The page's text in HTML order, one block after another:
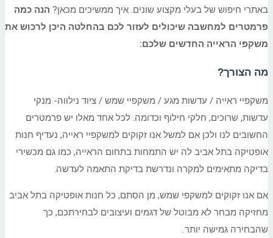
באתרי חיפוש של בעלי מקצוע שונים. איך ממשיכים מכאן? הנה כמה
פרמטרים למחשבה שיכולים לעזור לכם בהחלטה היכן לרכוש את
משקפי הראייה החדשים שלכם:
מה הצורך?
משקפיי ראייה / עדשות מגע / משקפיי שמש / ציוד נילווה- מנקי
עדשות, שרוכים, חלקי חילוף וכדומה. לכל אחד מאלו יש פרמטרים
החשובים לנו ולכן אם למשל אנו זקוקים למשקפיי ראייה, נעדיף חנות
אופטיקה בתל אביב לה יש התמחות בתחום הראייה, כמו גם מכשירי
בדיקה מתאימים למקרה ונדרשת בדיקת התאמה לעדשה.
אם אנו זקוקים למשקפי שמש, מן הסתם, כל חנות אופטיקה בתל אביב
מחזיקה מבחר לא מבוטל של דגמים ועיצובים לבחירתכם, כך
שהבחירה גמישה יותר.